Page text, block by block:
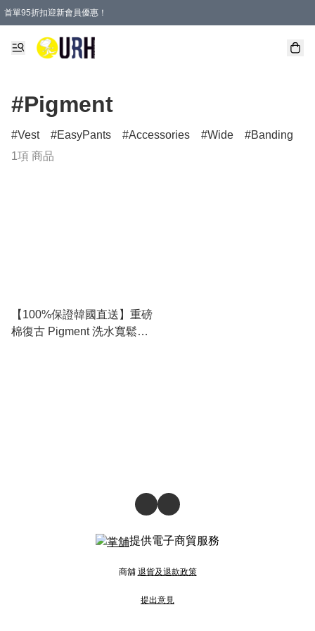
首單95折扣迎新會員優惠！
特選會員可享全單低至 95 折優惠！
單一訂單滿HKD600(澳門HKD800)包郵寄順豐送到家。
#Pigment
Vest EasyPants Accessories Wide Banding
1項 商品
【100%保證韓國直送】重磅
棉復古 Pigment 洗水寬鬆短
提供電子商貿服務
商舖 退貨及退款政策
提出意見